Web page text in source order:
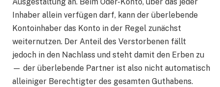
Ausgestaltung an. Beim Oder-Konto, über das jeder
Inhaber allein verfügen darf, kann der überlebende
Kontoinhaber das Konto in der Regel zunächst
weiternutzen. Der Anteil des Verstorbenen fällt
jedoch in den Nachlass und steht damit den Erben zu
— der überlebende Partner ist also nicht automatisch
alleiniger Berechtigter des gesamten Guthabens.